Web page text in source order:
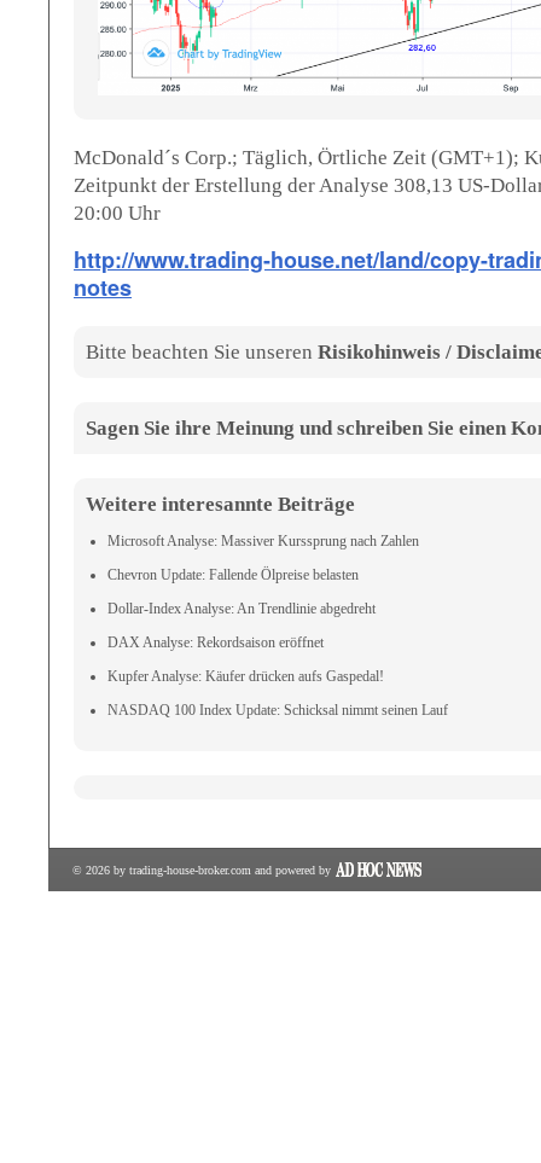
McDonald´s Corp.; Täglich, Örtliche Zeit (GMT+1);
Zeitpunkt der Erstellung der Analyse 308,13 US-
20:00 Uhr
http://www.trading-house.net/land/copy-
notes
Bitte beachten Sie unseren Risikohinweis /
Sagen Sie ihre Meinung und schreiben Sie einen
Weitere interesannte Beiträge
Microsoft Analyse: Massiver Kurssprung nach Zahlen
Chevron Update: Fallende Ölpreise belasten
Dollar-Index Analyse: An Trendlinie abgedreht
DAX Analyse: Rekordsaison eröffnet
Kupfer Analyse: Käufer drücken aufs Gaspedal!
NASDAQ 100 Index Update: Schicksal nimmt seinen Lauf
© 2026 by trading-house-broker.com and powered by